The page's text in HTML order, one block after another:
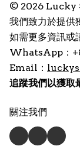
© 2026 Lucky
我們致力於提供
如需更多資訊或
WhatsApp：
Email：
追蹤我們以獲取
關注我們